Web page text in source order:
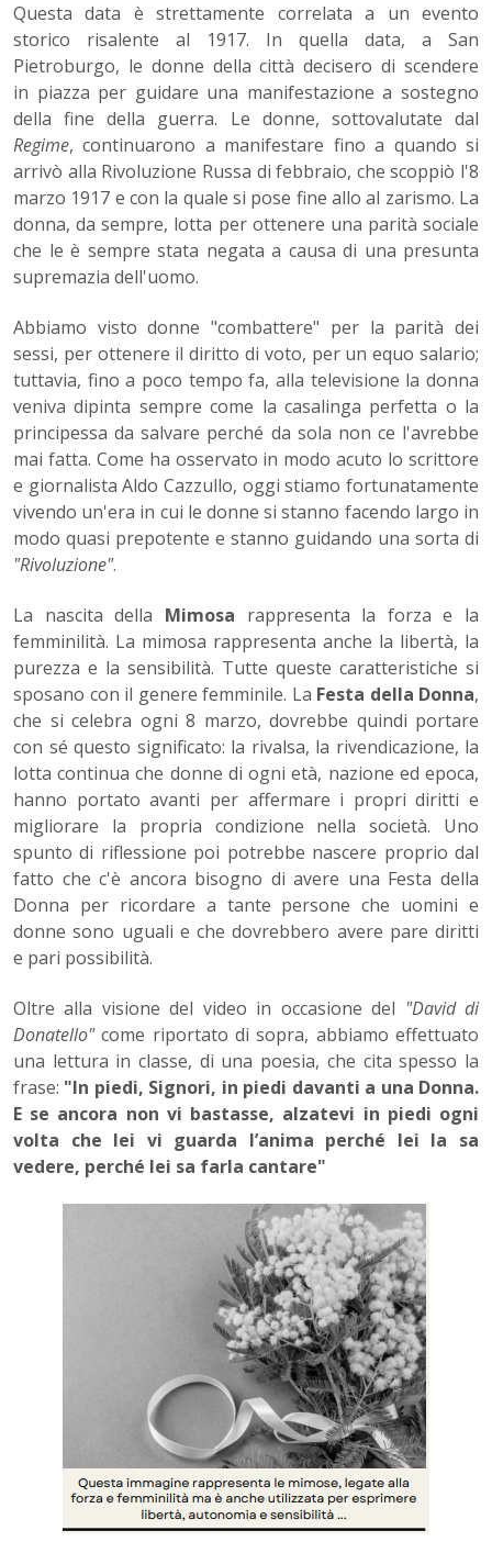
Questa data è strettamente correlata a un evento
storico risalente al 1917. In quella data, a San
Pietroburgo, le donne della città decisero di scendere
in piazza per guidare una manifestazione a sostegno
della fine della guerra. Le donne, sottovalutate dal
Regime, continuarono a manifestare fino a quando si
arrivò alla Rivoluzione Russa di febbraio, che scoppiò l'8
marzo 1917 e con la quale si pose fine allo al zarismo. La
donna, da sempre, lotta per ottenere una parità sociale
che le è sempre stata negata a causa di una presunta
supremazia dell'uomo.
Abbiamo visto donne "combattere" per la parità dei
sessi, per ottenere il diritto di voto, per un equo salario;
tuttavia, fino a poco tempo fa, alla televisione la donna
veniva dipinta sempre come la casalinga perfetta o la
principessa da salvare perché da sola non ce l'avrebbe
mai fatta. Come ha osservato in modo acuto lo scrittore
e giornalista Aldo Cazzullo, oggi stiamo fortunatamente
vivendo un'era in cui le donne si stanno facendo largo in
modo quasi prepotente e stanno guidando una sorta di
"Rivoluzione".
La nascita della Mimosa rappresenta la forza e la
femminilità. La mimosa rappresenta anche la libertà, la
purezza e la sensibilità. Tutte queste caratteristiche si
sposano con il genere femminile. La Festa della Donna,
che si celebra ogni 8 marzo, dovrebbe quindi portare
con sé questo significato: la rivalsa, la rivendicazione, la
lotta continua che donne di ogni età, nazione ed epoca,
hanno portato avanti per affermare i propri diritti e
migliorare la propria condizione nella società. Uno
spunto di riflessione poi potrebbe nascere proprio dal
fatto che c'è ancora bisogno di avere una Festa della
Donna per ricordare a tante persone che uomini e
donne sono uguali e che dovrebbero avere pare diritti
e pari possibilità.
Oltre alla visione del video in occasione del "David di
Donatello"come riportato di sopra, abbiamo effettuato
una lettura in classe, di una poesia, che cita spesso la
frase: "In piedi, Signori, in piedi davanti a una Donna.
E se ancora non vi bastasse, alzatevi in piedi ogni
volta che lei vi guarda l’anima perché lei la sa
vedere, perché lei sa farla cantare"